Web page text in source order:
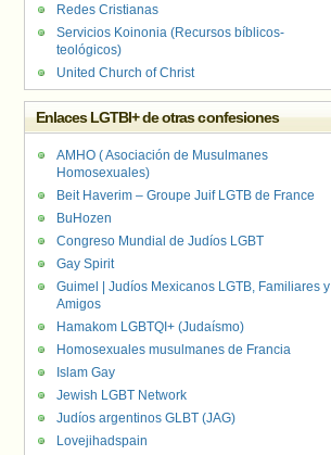
Redes Cristianas
Servicios Koinonia (Recursos bíblicos-
teológicos)
United Church of Christ
Enlaces LGTBI+ de otras confesiones
AMHO ( Asociación de Musulmanes
Homosexuales)
Beit Haverim – Groupe Juif LGTB de France
BuHozen
Congreso Mundial de Judíos LGBT
Gay Spirit
Guimel | Judíos Mexicanos LGTB, Familiares y
Amigos
Hamakom LGBTQI+ (Judaísmo)
Homosexuales musulmanes de Francia
Islam Gay
Jewish LGBT Network
Judíos argentinos GLBT (JAG)
Lovejihadspain